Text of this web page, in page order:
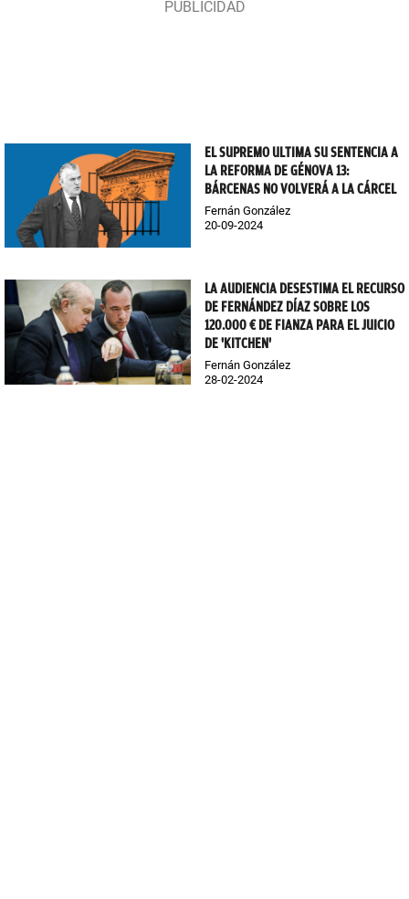
EL SUPREMO ULTIMA SU SENTENCIA A
LA REFORMA DE GÉNOVA 13:
BÁRCENAS NO VOLVERÁ A LA CÁRCEL
Fernán González
20-09-2024
LA AUDIENCIA DESESTIMA EL RECURSO
DE FERNÁNDEZ DÍAZ SOBRE LOS
120.000 € DE FIANZA PARA EL JUICIO
DE 'KITCHEN'
Fernán González
28-02-2024